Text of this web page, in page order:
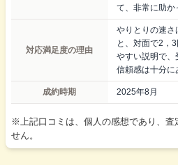
て、非常に助か
対応満足度の理由
やりとりの速さ
と、対面で2，
やすい説明で、
信頼感は十分に
成約時期 2025年8月
※上記口コミは、個人の感想であり、査
せん。